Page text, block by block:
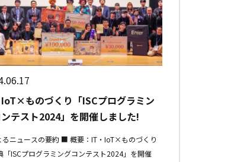
ものづくり「ISCプログラミン
テスト2024」を開催しました!
るニュースの要約 ■ 概要：IT・IoT×ものづくり
「ISCプログラミングコンテスト2024」を開催